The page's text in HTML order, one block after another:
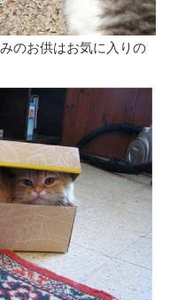
のお供はお気に入りの